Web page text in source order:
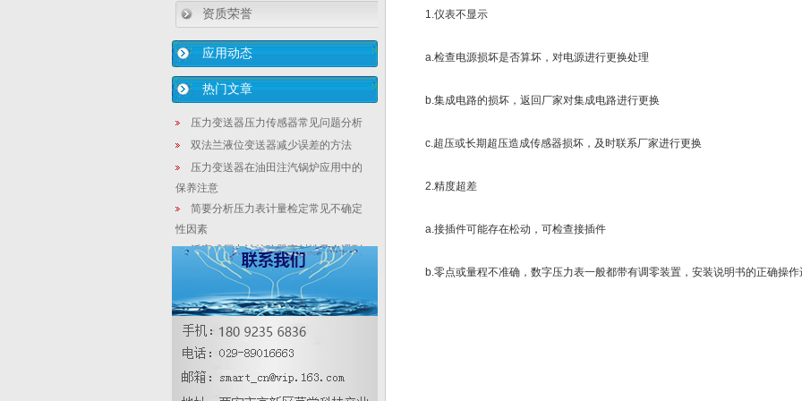
资质荣誉
应用动态
热门文章
压力变送器压力传感器常见问题分析
双法兰液位变送器减少误差的方法
压力变送器在油田注汽锅炉应用中的
保养注意
简要分析压力表计量检定常见不确定
性因素
活塞式压力计校验器密封性及会遇到
压力校验仪液压压力不稳的时候如何
处理
双法兰液位变送器检修的四个步骤
压力变送器附加装置安装说明
1.仪表不显示
a.检查电源损坏是否算坏，对电源进行更换处理
b.集成电路的损坏，返回厂家对集成电路进行更换
c.超压或长期超压造成传感器损坏，及时联系厂家进行更换
2.精度超差
a.接插件可能存在松动，可检查接插件
b.零点或量程不准确，数字压力表一般都带有调零装置，安装说明书的正确操作